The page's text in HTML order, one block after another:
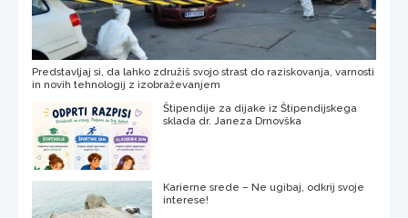
Predstavljaj si, da lahko združiš svojo strast do raziskovanja, varnosti
in novih tehnologij z izobraževanjem
Štipendije za dijake iz Štipendijskega
sklada dr. Janeza Drnovška
Karierne srede – Ne ugibaj, odkrij svoje
interese!